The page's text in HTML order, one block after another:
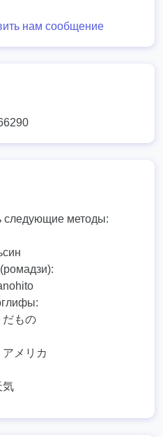
нам сообщение
следующие методы:
だもの
アメリカ
気